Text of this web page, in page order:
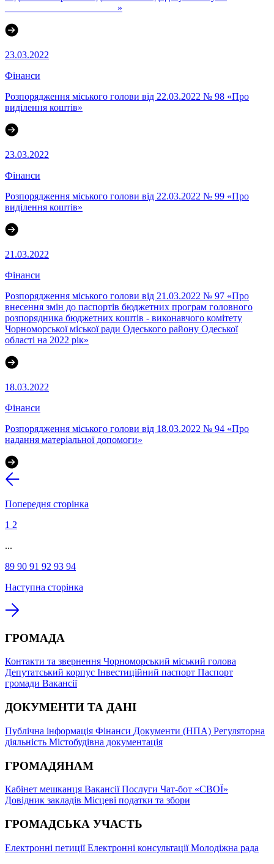
_______________________»
23.03.2022
Фінанси
Розпорядження міського голови від 22.03.2022 № 98 «Про
виділення коштів»
23.03.2022
Фінанси
Розпорядження міського голови від 22.03.2022 № 99 «Про
виділення коштів»
21.03.2022
Фінанси
Розпорядження міського голови від 21.03.2022 № 97 «Про
внесення змін до паспортів бюджетних програм головного
розпорядника бюджетних коштів - виконавчого комітету
Чорноморської міської ради Одеського району Одеської
області на 2022 рік»
18.03.2022
Фінанси
Розпорядження міського голови від 18.03.2022 № 94 «Про
надання матеріальної допомоги»
Попередня сторінка
1 2
...
89 90 91 92 93 94
Наступна сторінка
ГРОМАДА
Контакти та звернення Чорноморський міський голова
Депутатський корпус Інвестиційний паспорт Паспорт
громади Вакансії
ДОКУМЕНТИ ТА ДАНІ
Публічна інформація Фінанси Документи (НПА) Регуляторна
діяльність Містобудівна документація
ГРОМАДЯНАМ
Кабінет мешканця ВакансіїПослуги Чат-бот «СВОЇ»
Довідник закладів Місцеві податки та збори
ГРОМАДСЬКА УЧАСТЬ
Електронні петиціїЕлектронні консультаціїМолодіжна рада